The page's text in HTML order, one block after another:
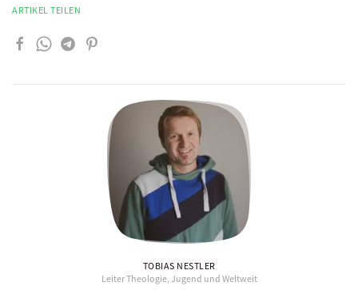
ARTIKEL TEILEN
TOBIAS NESTLER
Leiter Theologie, Jugend und Weltweit